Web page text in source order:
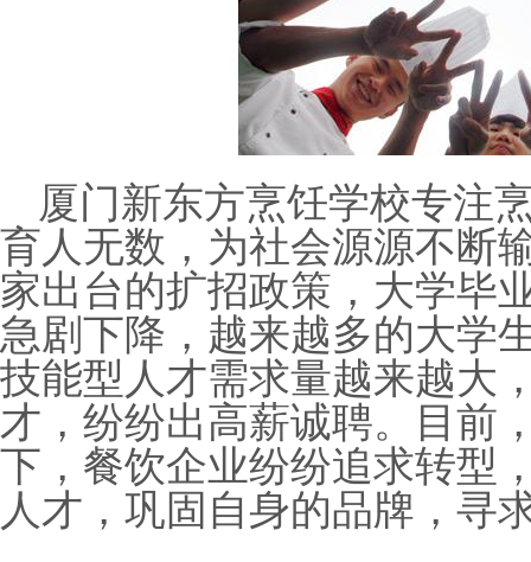
厦门新东方烹饪学校专注
育人无数，为社会源源不断
家出台的扩招政策，大学毕
急剧下降，越来越多的大学
技能型人才需求量越来越大
才，纷纷出高薪诚聘。目前
下，餐饮企业纷纷追求转型
人才，巩固自身的品牌，寻